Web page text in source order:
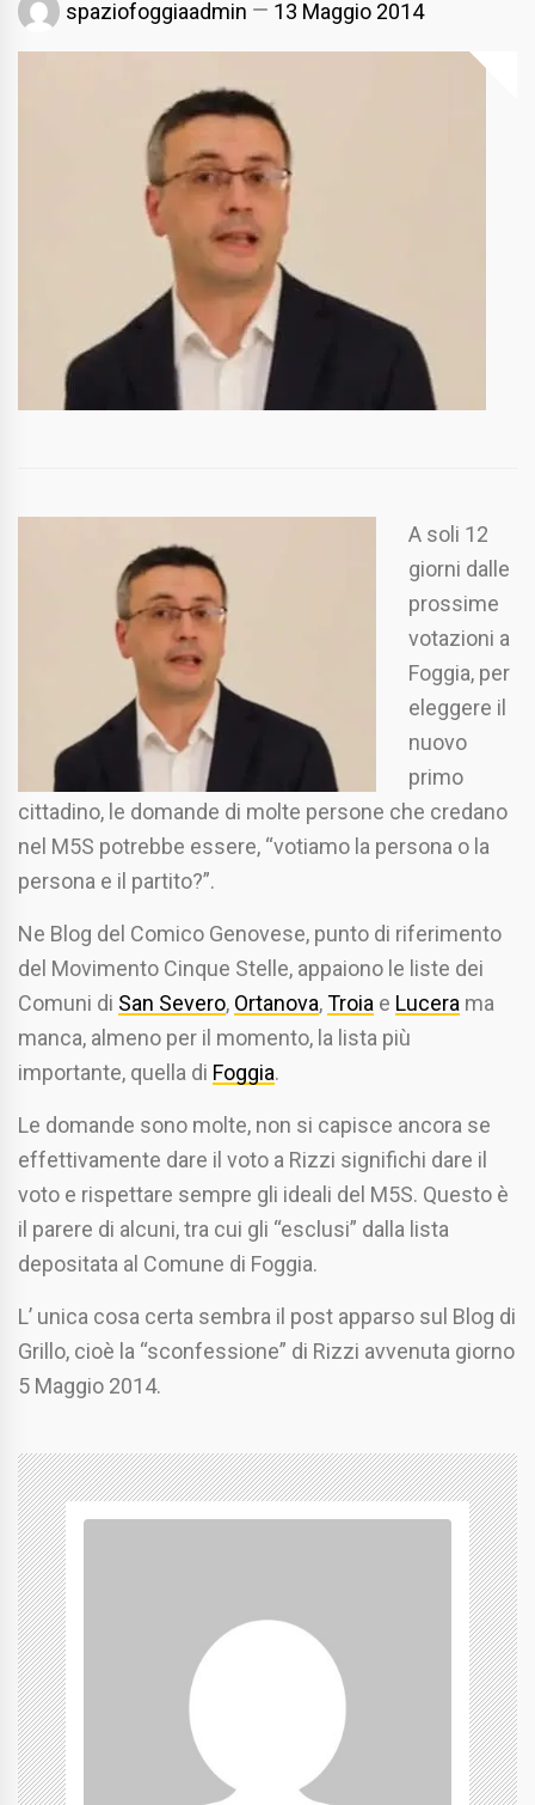
spaziofoggiaadmin 13 Maggio 2014
A soli 12
giorni dalle
prossime
votazioni a
Foggia, per
eleggere il
nuovo
primo
cittadino, le domande di molte persone che credano
nel M5S potrebbe essere, “votiamo la persona o la
persona e il partito?”.
Ne Blog del Comico Genovese, punto di riferimento
del Movimento Cinque Stelle, appaiono le liste dei
Comuni di San Severo, Ortanova,Troia e Lucera ma
manca, almeno per il momento, la lista più
importante, quella di Foggia.
Le domande sono molte, non si capisce ancora se
effettivamente dare il voto a Rizzi significhi dare il
voto e rispettare sempre gli ideali del M5S. Questo è
il parere di alcuni, tra cui gli “esclusi” dalla lista
depositata al Comune di Foggia.
L’ unica cosa certa sembra il post apparso sul Blog di
Grillo, cioè la “sconfessione” di Rizzi avvenuta giorno
5 Maggio 2014.